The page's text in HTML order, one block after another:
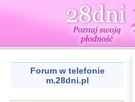
Forum w telefonie
m.28dni.pl